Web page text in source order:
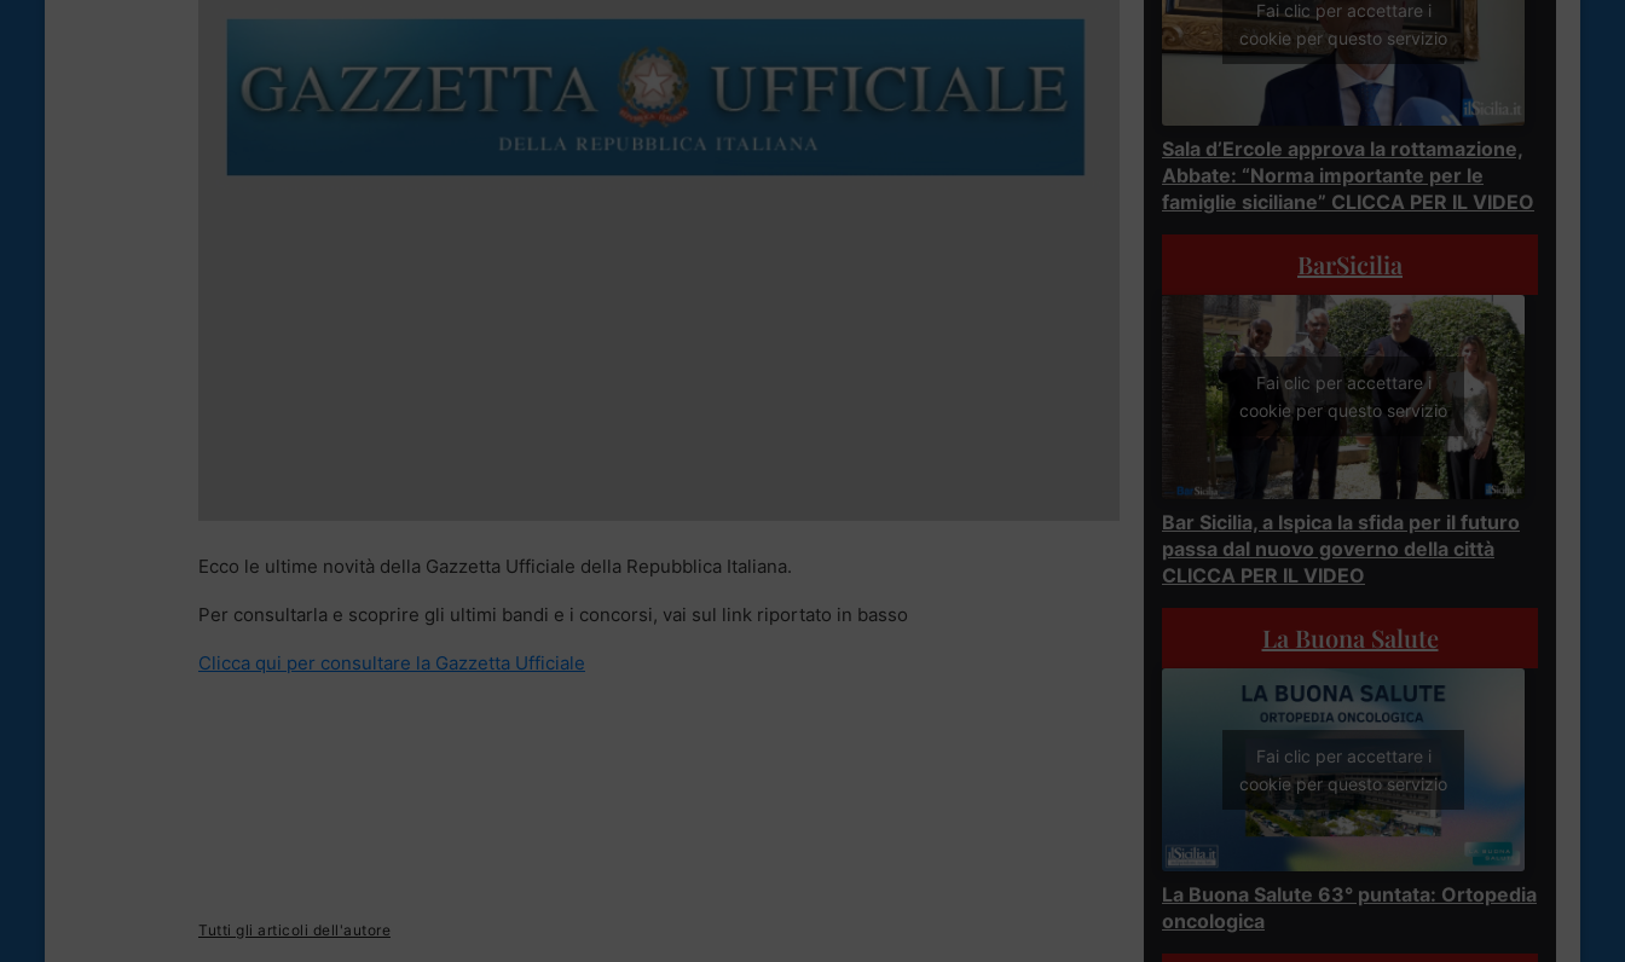
Ecco le ultime novità della Gazzetta Ufficiale della Repubblica Italiana.
Per consultarla e scoprire gli ultimi bandi e i concorsi, vai sul link riportato in basso
Clicca qui per consultare la Gazzetta Ufficiale
Tutti gli articoli dell'autore
Fai clic per accettare i
cookie per questo servizio
Sala d’Ercole approva la rottamazione,
Abbate: “Norma importante per le
famiglie siciliane” CLICCA PER IL VIDEO
BarSicilia
Fai clic per accettare i
cookie per questo servizio
Bar Sicilia, a Ispica la sfida per il futuro
passa dal nuovo governo della città
CLICCA PER IL VIDEO
La Buona Salute
Fai clic per accettare i
cookie per questo servizio
La Buona Salute 63° puntata: Ortopedia
oncologica